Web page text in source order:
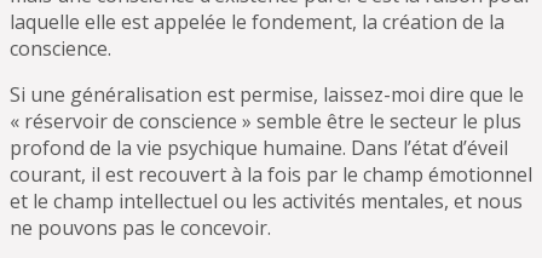
laquelle elle est appelée le fondement, la création de la
conscience.
Si une généralisation est permise, laissez-moi dire que le
« réservoir de conscience » semble être le secteur le plus
profond de la vie psychique humaine. Dans l’état d’éveil
courant, il est recouvert à la fois par le champ émotionnel
et le champ intellectuel ou les activités mentales, et nous
ne pouvons pas le concevoir.